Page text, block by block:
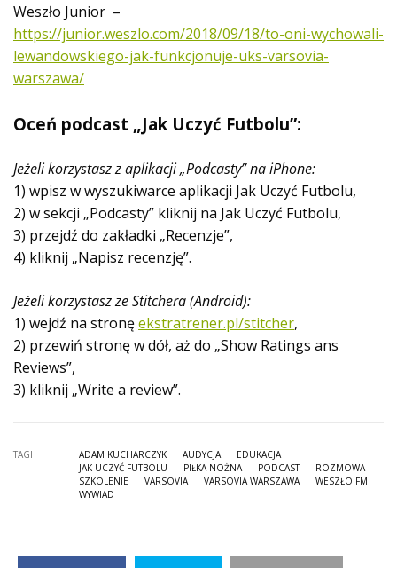
Weszło Junior –
https://junior.weszlo.com/2018/09/18/to-oni-wychowali-
lewandowskiego-jak-funkcjonuje-uks-varsovia-
warszawa/
Oceń podcast „Jak Uczyć Futbolu”:
Jeżeli korzystasz z aplikacji „Podcasty” na iPhone:
1) wpisz w wyszukiwarce aplikacji Jak Uczyć Futbolu,
2) w sekcji „Podcasty” kliknij na Jak Uczyć Futbolu,
3) przejdź do zakładki „Recenzje”,
4) kliknij „Napisz recenzję”.
Jeżeli korzystasz ze Stitchera (Android):
1) wejdź na stronęekstratrener.pl/stitcher,
2) przewiń stronę w dół, aż do „Show Ratings ans
Reviews”,
3) kliknij „Write a review”.
TAGI ADAM KUCHARCZYK AUDYCJA
EDUKACJA
JAK UCZYĆ FUTBOLU
PIŁKA NOŻNA PODCAST
ROZMOWA
SZKOLENIE
VARSOVIA VARSOVIA WARSZAWA
WESZŁO FM
WYWIAD